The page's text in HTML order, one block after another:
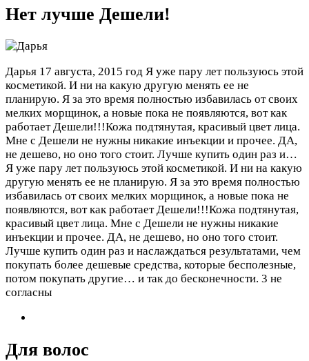
Нет лучше Дешели!
Дарья 17 августа, 2015 год Я уже пару лет пользуюсь этой
косметикой. И ни на какую другую менять ее не
планирую. Я за это время полностью избавилась от своих
мелких морщинок, а новые пока не появляются, вот как
работает Дешели!!!Кожа подтянутая, красивый цвет лица.
Мне с Дешели не нужны никакие инъекции и прочее. ДА,
не дешево, но оно того стоит. Лучше купить один раз и…
Я уже пару лет пользуюсь этой косметикой. И ни на какую
другую менять ее не планирую. Я за это время полностью
избавилась от своих мелких морщинок, а новые пока не
появляются, вот как работает Дешели!!!Кожа подтянутая,
красивый цвет лица. Мне с Дешели не нужны никакие
инъекции и прочее. ДА, не дешево, но оно того стоит.
Лучше купить один раз и наслаждаться результатами, чем
покупать более дешевые средства, которые бесполезные,
потом покупать другие… и так до бесконечности. 3 не
согласны
Для волос